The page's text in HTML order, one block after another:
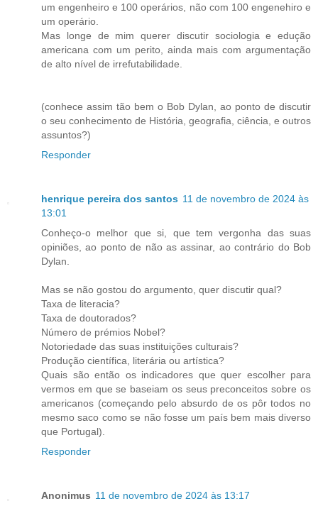
um engenheiro e 100 operários, não com 100 engenehiro e
um operário.
Mas longe de mim querer discutir sociologia e edução
americana com um perito, ainda mais com argumentação
de alto nível de irrefutabilidade.
(conhece assim tão bem o Bob Dylan, ao ponto de discutir
o seu conhecimento de História, geografia, ciência, e outros
assuntos?)
Responder
henrique pereira dos santos 11 de novembro de 2024 às
13:01
Conheço-o melhor que si, que tem vergonha das suas
opiniões, ao ponto de não as assinar, ao contrário do Bob
Dylan.
Mas se não gostou do argumento, quer discutir qual?
Taxa de literacia?
Taxa de doutorados?
Número de prémios Nobel?
Notoriedade das suas instituições culturais?
Produção científica, literária ou artística?
Quais são então os indicadores que quer escolher para
vermos em que se baseiam os seus preconceitos sobre os
americanos (começando pelo absurdo de os pôr todos no
mesmo saco como se não fosse um país bem mais diverso
que Portugal).
Responder
Anonimus 11 de novembro de 2024 às 13:17